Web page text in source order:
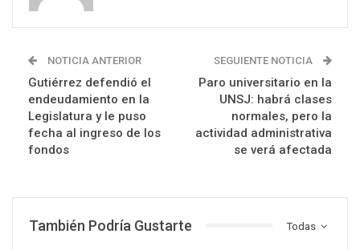
NOTICIA ANTERIOR
Gutiérrez defendió el
endeudamiento en la
Legislatura y le puso
fecha al ingreso de los
fondos
SEGUIENTE NOTICIA
Paro universitario en la
UNSJ: habrá clases
normales, pero la
actividad administrativa
se verá afectada
Todas
También Podría Gustarte